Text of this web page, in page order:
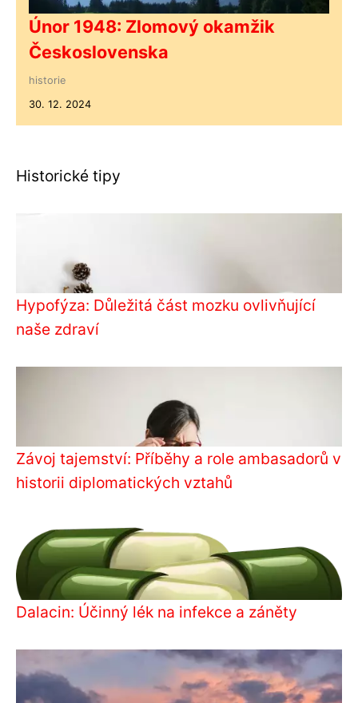
Únor 1948: Zlomový okamžik
Československa
historie
30. 12. 2024
Historické tipy
Hypofýza: Důležitá část mozku ovlivňující
naše zdraví
Závoj tajemství: Příběhy a role ambasadorů v
historii diplomatických vztahů
Dalacin: Účinný lék na infekce a záněty